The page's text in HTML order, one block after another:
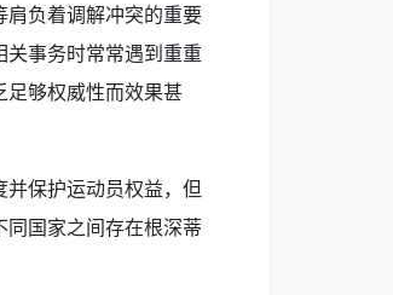
负着调解冲突的重要
事务时常常遇到重重
足够权威性而效果甚
保护运动员权益，但
国家之间存在根深蒂